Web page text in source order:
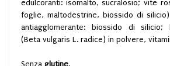
edulcoranti: isomalto, sucralosio; vite
foglie, maltodestrine, biossido di
antiagglomerante: biossido di silicio;
(Beta vulgaris L. radice) in polvere,
Senza glutine.